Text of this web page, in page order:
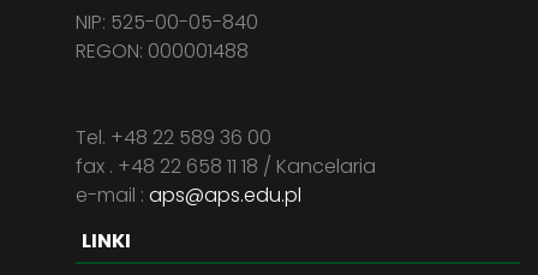
NIP: 525-00-05-840
REGON: 000001488
Tel. +48 22 589 36 00
fax . +48 22 658 11 18 / Kancelaria
e-mail : aps@aps.edu.pl
LINKI